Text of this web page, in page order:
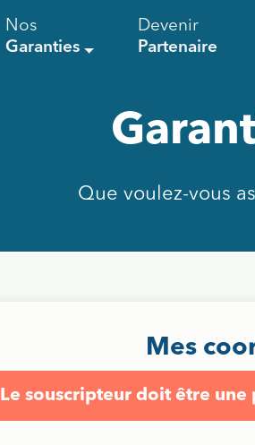
Nos
Garanties
Devenir
Partenaire
Que voulez-vous
Mes
Le souscripteur doit être une